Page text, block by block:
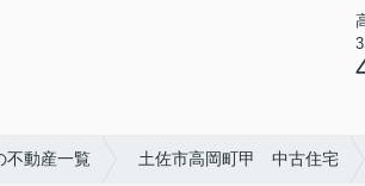
不動産一覧 土佐市高岡町甲 中古住宅